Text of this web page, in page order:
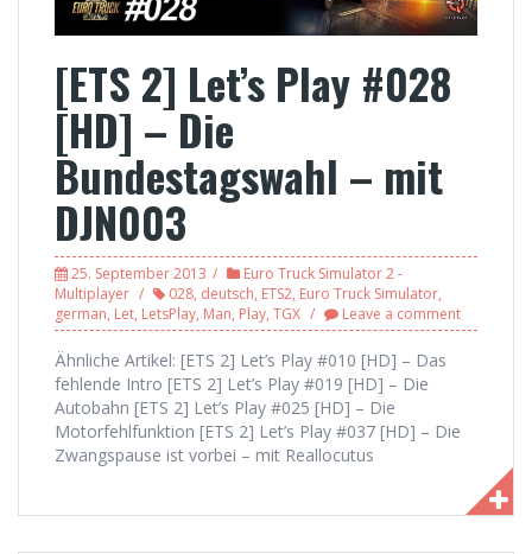
[ETS 2] Let’s Play #028
[HD] – Die
Bundestagswahl – mit
DJN003
25. September 2013
Euro Truck Simulator 2 -
Multiplayer
028, deutsch, ETS2, Euro Truck Simulator,
german, Let, LetsPlay, Man, Play, TGX Leave a comment
Ähnliche Artikel: [ETS 2] Let’s Play #010 [HD] – Das
fehlende Intro [ETS 2] Let’s Play #019 [HD] – Die
Autobahn [ETS 2] Let’s Play #025 [HD] – Die
Motorfehlfunktion [ETS 2] Let’s Play #037 [HD] – Die
Zwangspause ist vorbei – mit Reallocutus